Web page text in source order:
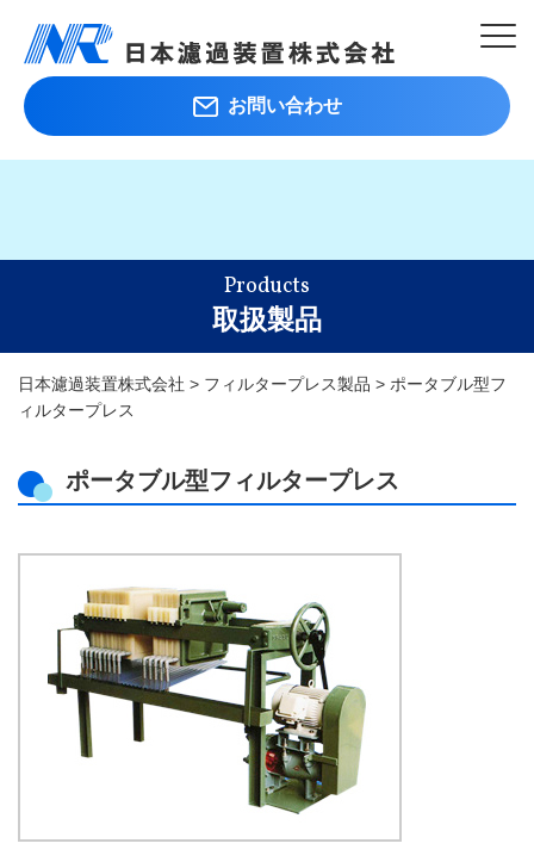
お問い合わせ
Products
取扱製品
日本濾過装置株式会社 > フィルタープレス製品 > ポータブル型フ
ィルタープレス
ポータブル型フィルタープレス